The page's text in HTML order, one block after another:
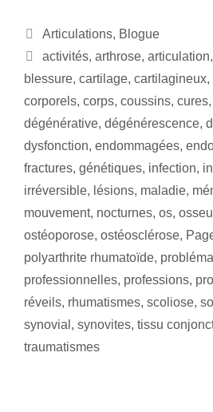
Articulations, Blogue
activités, arthrose, articulation,
blessure, cartilage, cartilagineux,
corporels, corps, coussins, cures,
dégénérative, dégénérescence,
dysfonction, endommagées,
fractures, génétiques, infection,
irréversible, lésions, maladie,
mouvement, nocturnes, os,
ostéoporose, ostéosclérose,
polyarthrite rhumatoïde,
professionnelles, professions,
réveils, rhumatismes, scoliose,
synovial , synovites, tissu
traumatismes